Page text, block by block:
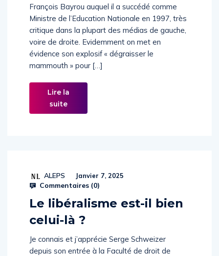
commentaires divers : élogieux de la part de
François Bayrou auquel il a succédé comme
Ministre de l’Education Nationale en 1997, très
critique dans la plupart des médias de gauche,
voire de droite. Evidemment on met en
évidence son explosif « dégraisser le
Lire la
suite
ALEPS Janvier 7, 2025
Le libéralisme est-il bien
Je connais et j’apprécie Serge Schweizer